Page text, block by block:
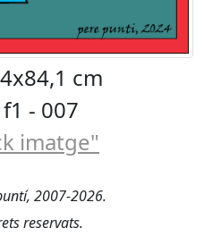
cm
- 007
imatge"
2007-2026.
reservats.